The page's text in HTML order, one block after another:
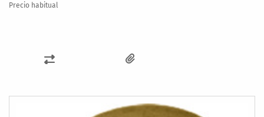
Precio habitual
AÑADIR
COMPARAR